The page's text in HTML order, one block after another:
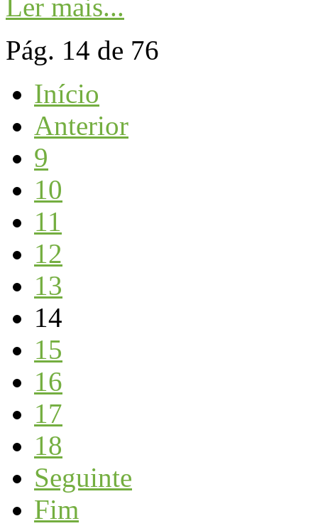
Ler mais...
Pág. 14 de 76
Início
Anterior
9
10
11
12
13
14
15
16
17
18
Seguinte
Fim